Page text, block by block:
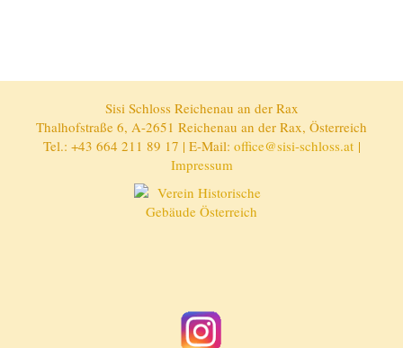
Sisi Schloss Reichenau an der Rax
Thalhofstraße 6, A-2651 Reichenau an der Rax, Österreich
Tel.: +43 664 211 89 17 | E-Mail: office@sisi-schloss.at|
Impressum